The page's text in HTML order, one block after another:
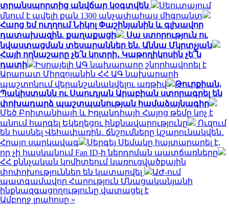
տրանսպորտից անվճար կօգտվեն
Սեուտայում
մնում է ավելի քան 1300 անչափահաս միգրանտ
Հարց եմ ուղղում Նիկոլ Փաշինյանին և գլխավոր
դատախազին. քաղաքացի
Սա ստորություն ու
նվաստացման տեսարաններ են. Աննա Մկրտչյան
Հայի ողնաշարը չե՛ն կոտրի․ Կաթողիկոսին չե՞ն
դատի
Իսրայելի ԱԳ նախարարը շնորհավորել է
Արարատ Միրզոյանին ՀՀ ԱԳ նախարարի
պաշտոնում վերանշանակվելու առթիվ
Թուրքիան,
Պակիստանն ու Սաուդյան Արաբիան ստորագրել են
փոխադարձ պաշտպանության համաձայնագիր
Մեծ Բրիտանիայի և Իռլանդիայի Հայոց թեմը կոչ է
անում հարգել Եկեղեցու ինքնավարությունը
Ուզում
են հասնել Վեհափառին․ ճնշումները կշարունակվեն․
Հրայր սարկավագ
Սերգեյ Սեմակը հայտարարել է,
որ չի հասկանում Fan ID-ի ներդրման պատճառները
ՀՀ քննչական կոմիտեում կառուցվածքային
փոփոխություններ են կատարվել
ԱԺ-ում
պատգամավոր Հարություն Մնացականյանի
ինքնազգացողությունը վատացել է
Ամբողջ լրահոսը »